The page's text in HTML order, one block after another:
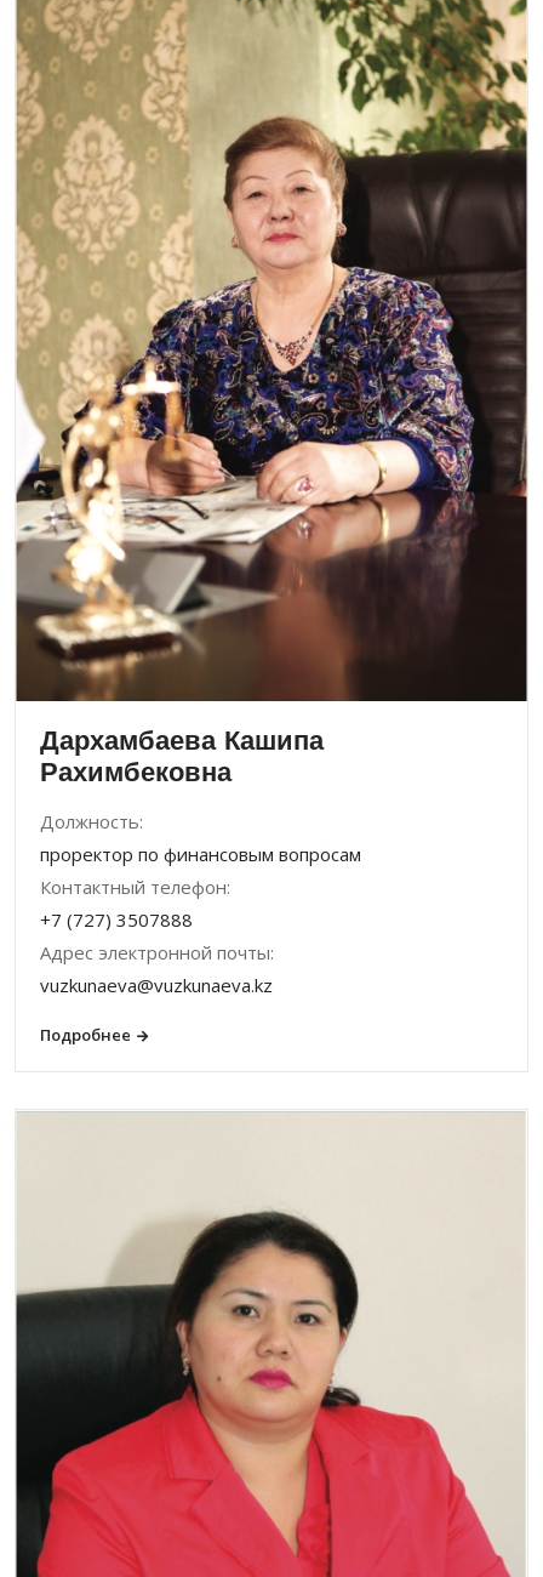
Дархамбаева Кашипа
Рахимбековна
Должность:
проректор по фи­нансовым вопросам
Контактный телефон:
+7 (727) 3507888
Адрес электронной почты:
vuzkunaeva@vuzkunaeva.kz
Подробнее